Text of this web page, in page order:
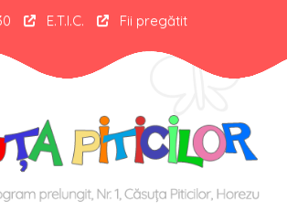
E.T.I.C. Fii pregătit